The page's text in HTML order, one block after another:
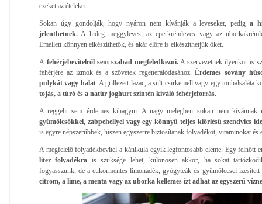
ezeket az ételeket.
Sokan úgy gondolják, hogy nyáron nem kívánják a leveseket, pedig a
jelenthetnek. A hideg meggyleves, az eperkrémleves vagy az
Emellett könnyen elkészíthetők, és akár előre is elkészíthetjük őket.
A fehérjebevitelről sem szabad megfeledkezni. A szervezetnek ilyenkor is
fehérjére az izmok és a szövetek regenerálódásához.Érdemes sovány
pulykát vagy halat. A grillezett lazac, a sült csirkemell vagy egy tonhalsaláta
tojás, a túró és a natúr joghurt szintén kiváló fehérjeforrás.
A reggelit sem érdemes kihagyni. A nagy melegben sokan nem kívánnak
gyümölcsökkel, zabpehellyel vagy egy könnyű teljes kiőrlésű szendvics
is egyre népszerűbbek, hiszen egyszerre biztosítanak folyadékot, vitaminokat és
A megfelelő folyadékbevitel a kánikula egyik legfontosabb eleme. Egy felnőtt
liter folyadékra is szüksége lehet, különösen akkor, ha sokat
fogyasszunk, de a cukormentes limonádék, gyógyteák és gyümölccsel
citrom, a lime, a menta vagy az uborka kellemes ízt adhat az egyszerű